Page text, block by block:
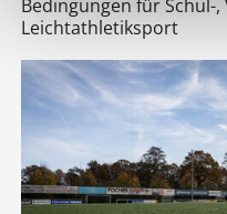
Bedingungen für Schul-,
Leichtathletiksport